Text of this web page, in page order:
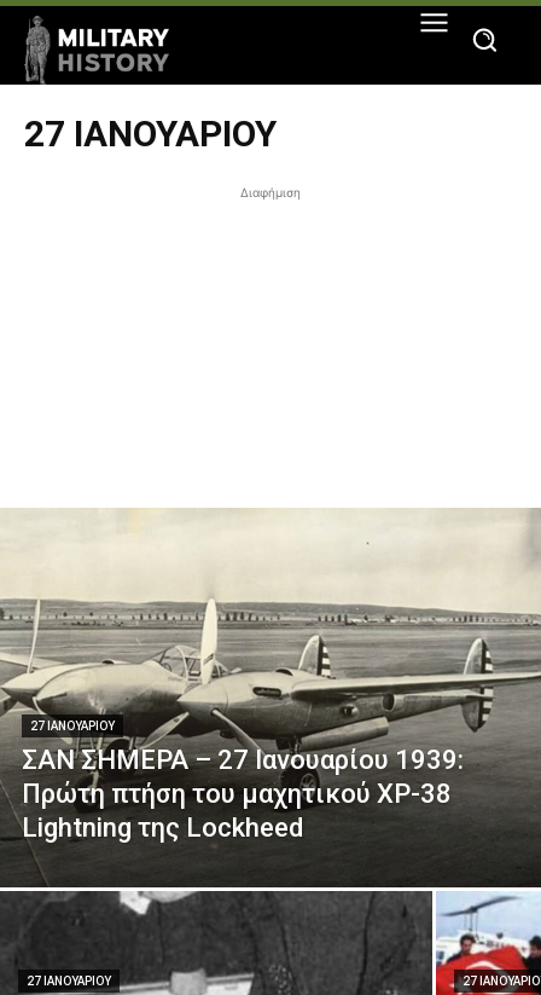
27 ΙΑΝΟΥΑΡΊΟΥ
Διαφήμιση
27 ΙΑΝΟΥΑΡΊΟΥ
ΣΑΝ ΣΗΜΕΡΑ – 27 Ιανουαρίου 1939:
Πρώτη πτήση του μαχητικού XP-38
Lightning της Lockheed
27 ΙΑΝΟΥΑΡΊΟΥ 27